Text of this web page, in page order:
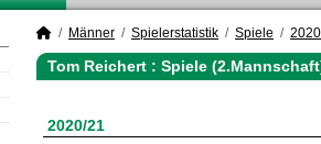
Männer Spielerstatistik Spiele
Tom Reichert : Spiele
2020/21